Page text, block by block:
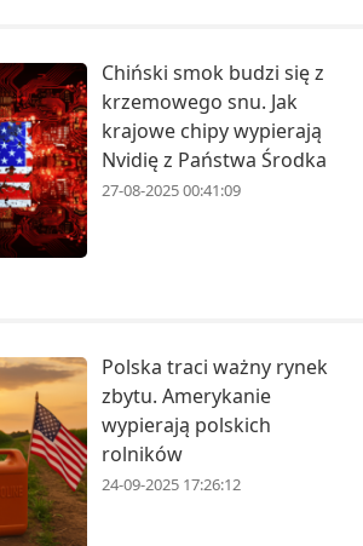
Chiński smok budzi się z
krzemowego snu. Jak
krajowe chipy wypierają
Nvidię z Państwa Środka
27-08-2025 00:41:09
Polska traci ważny rynek
zbytu. Amerykanie
wypierają polskich
rolników
24-09-2025 17:26:12